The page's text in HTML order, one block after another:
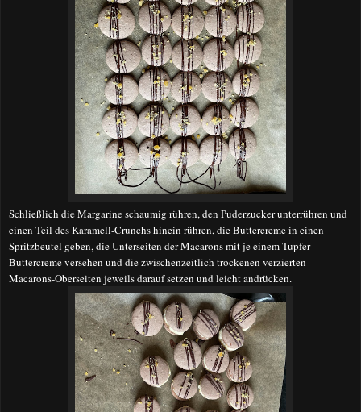
Schließlich die Margarine schaumig rühren, den Puderzucker unterrühren und
einen Teil des Karamell-Crunchs hinein rühren, die Buttercreme in einen
Spritzbeutel geben, die Unterseiten der Macarons mit je einem Tupfer
Buttercreme versehen und die zwischenzeitlich trockenen verzierten
Macarons-Oberseiten jeweils darauf setzen und leicht andrücken.